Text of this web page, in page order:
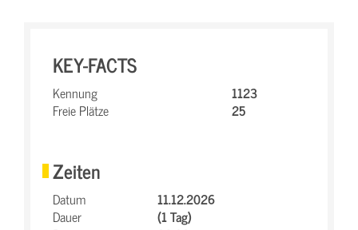
KEY-FACTS
Kennung
1123
Freie Plätze
25
Zeiten
Datum
11.12.2026
Dauer
(1 Tag)